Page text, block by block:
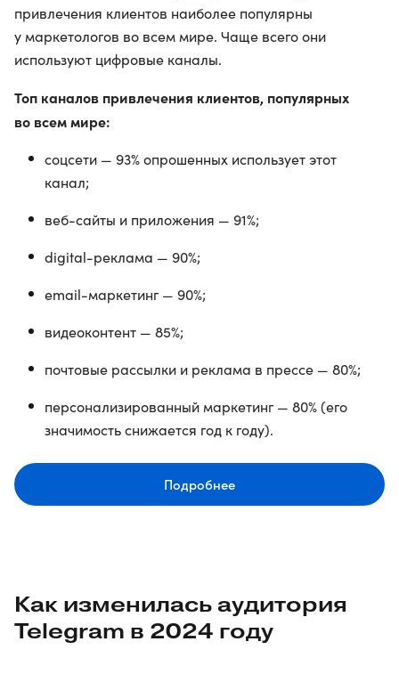
привлечения клиентов наиболее популярны
у маркетологов во всем мире. Чаще всего они
используют цифровые каналы.
Топ каналов привлечения клиентов, популярных
во всем мире:
соцсети — 93% опрошенных использует этот
канал;
веб-сайты и приложения — 91%;
digital-реклама — 90%;
email-маркетинг — 90%;
видеоконтент — 85%;
почтовые рассылки и реклама в прессе — 80%;
персонализированный маркетинг — 80% (его
значимость снижается год к году).
Подробнее
Как изменилась аудитория
Telegram в 2024 году